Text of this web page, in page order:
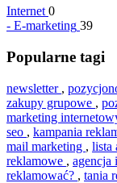
Internet 0
- E-marketing 39
Popularne tagi
newsletter ,
zakupy grupowe ,
marketing
seo , kampania
mail marketing , lista
reklamowe , agencja
reklamować? , tania